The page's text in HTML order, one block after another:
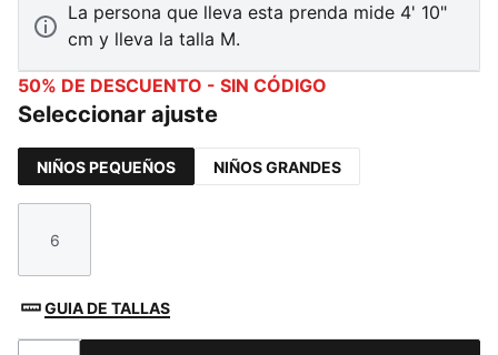
La persona que lleva esta prenda mide 4' 10"
cm y lleva la talla M.
50% DE DESCUENTO - SIN CÓDIGO
Seleccionar ajuste
NIÑOS PEQUEÑOS NIÑOS GRANDES
Talla
6
GUIA DE TALLAS